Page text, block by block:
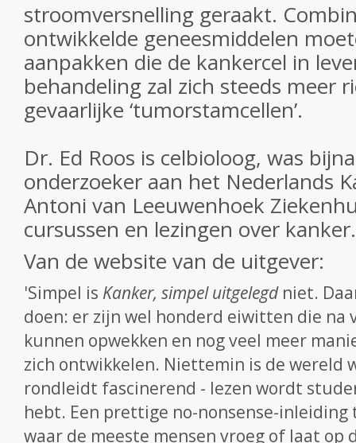
stroomversnelling geraakt.
ontwikkelde geneesmiddelen
aanpakken die de kankercel in
behandeling zal zich steeds meer
gevaarlijke ‘tumorstamcellen’.
Dr. Ed Roos is celbioloog, was
onderzoeker aan het Nederlands
Antoni van Leeuwenhoek
cursussen en lezingen over kanker.
Van de website van de uitgever:
'Simpel is Kanker, simpel uitgelegdniet.
doen: er zijn wel honderd eiwitten die na
kunnen opwekken en nog veel meer
zich ontwikkelen. Niettemin is de wereld
rondleidt fascinerend - lezen wordt
hebt. Een prettige no-nonsense-
waar de meeste mensen vroeg of laat op